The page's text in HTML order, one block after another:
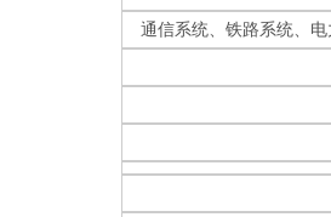
通信系统、铁路系统、